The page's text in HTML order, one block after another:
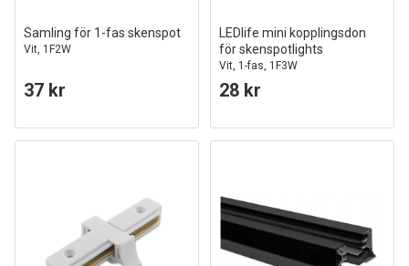
Samling för 1-fas skenspot
Vit, 1F2W
37 kr
LEDlife mini kopplingsdon
för skenspotlights
Vit, 1-fas, 1F3W
28 kr